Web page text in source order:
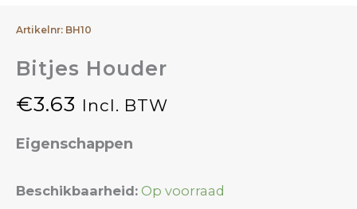
Artikelnr: BH10
Bitjes Houder
€3.63 Incl. BTW
Eigenschappen
Beschikbaarheid: Op voorraad
Bitjes